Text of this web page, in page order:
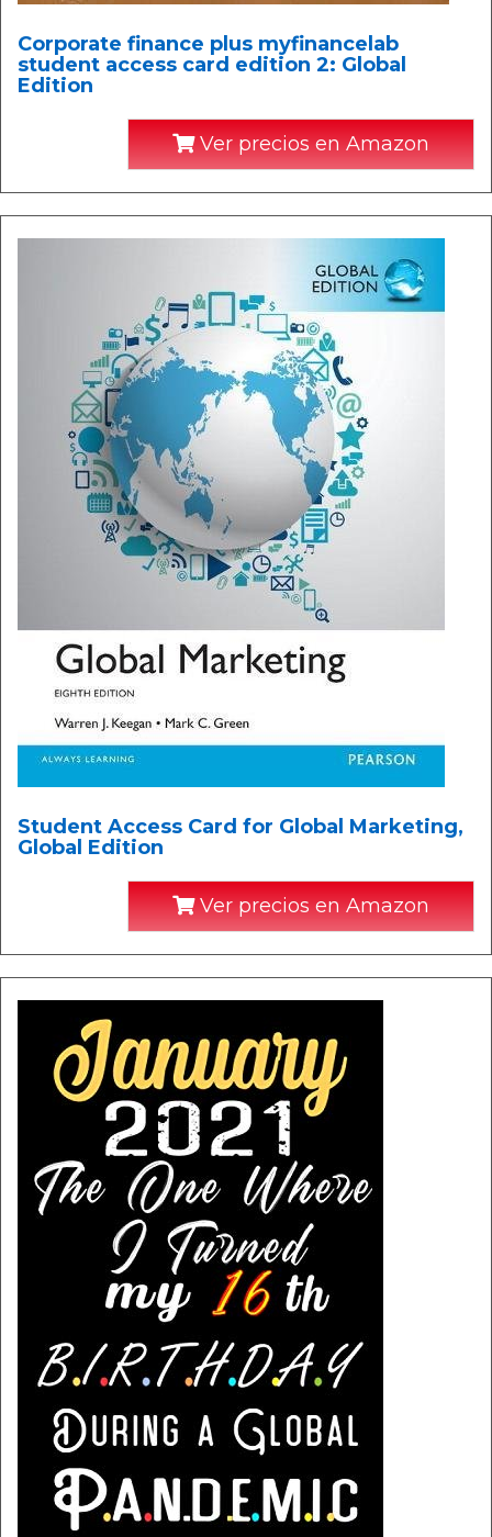
Corporate finance plus myfinancelab
student access card edition 2: Global
Edition
Ver precios en Amazon
Student Access Card for Global Marketing,
Global Edition
Ver precios en Amazon